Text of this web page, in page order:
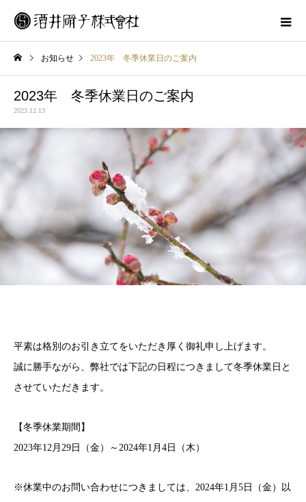
お知らせ 2023年 冬季休業日のご案内
2023年 冬季休業日のご案内
2023.12.13
平素は格別のお引き立てをいただき厚く御礼申し上げます。
誠に勝手ながら、弊社では下記の日程につきまして冬季休業日と
させていただきます。
【冬季休業期間】
2023年12月29日（金）～2024年1月4日（木）
※休業中のお問い合わせにつきましては、2024年1月5日（金）以